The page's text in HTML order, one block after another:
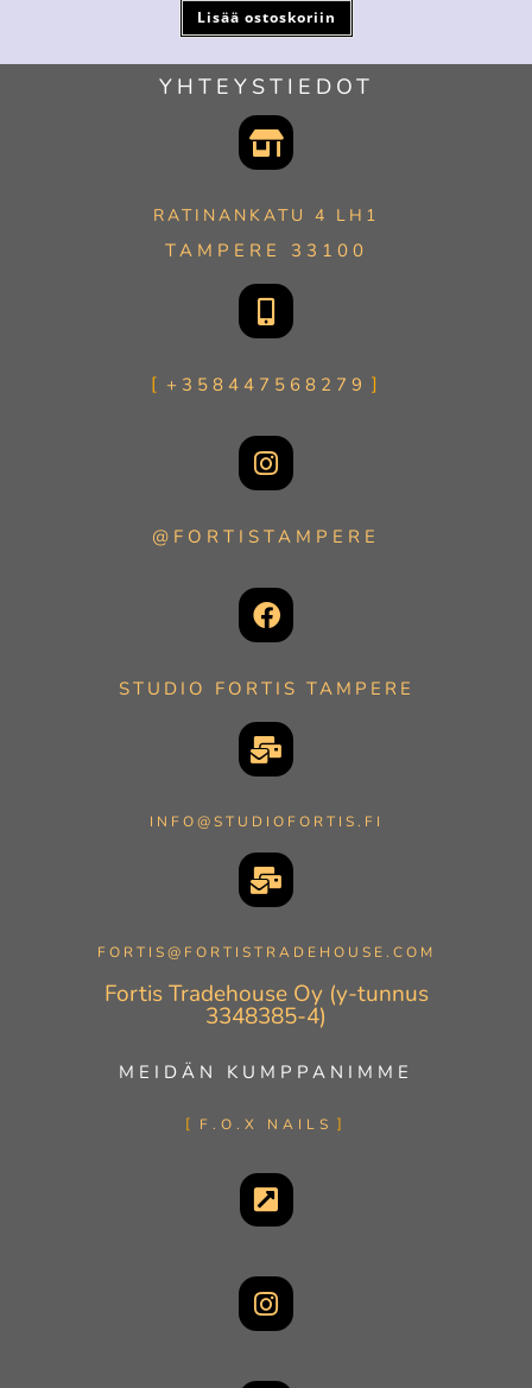
Lisää ostoskoriin
YHTEYSTIEDOT
RATINANKATU 4 LH1
TAMPERE 33100
+358447568279
@FORTISTAMPERE
STUDIO FORTIS TAMPERE
INFO@STUDIOFORTIS.FI
FORTIS@FORTISTRADEHOUSE.COM
Fortis Tradehouse Oy (y-tunnus
3348385-4)
MEIDÄN KUMPPANIMME
F.O.X NAILS